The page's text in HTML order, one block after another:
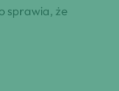
sprawia, że